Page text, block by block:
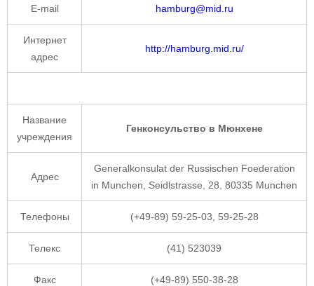
E-mail hamburg@mid.ru
Интернет
адрес
http://hamburg.mid.ru/
Название
учреждения
Генконсульство в Мюнхене
Адрес
Generalkonsulat der Russischen Foederation
in Munchen, Seidlstrasse, 28, 80335 Munchen
Телефоны (+49-89) 59-25-03, 59-25-28
Телекс (41) 523039
Факс (+49-89) 550-38-28